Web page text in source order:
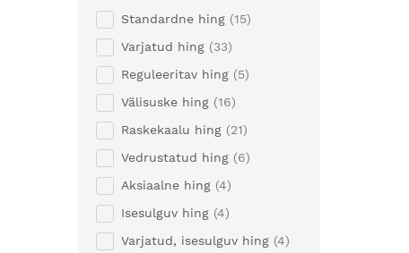
Standardne hing
15
Varjatud hing
33
Reguleeritav hing
5
Välisuske hing
16
Raskekaalu hing
21
Vedrustatud hing
6
Aksiaalne hing 4
Isesulguv hing 4
Varjatud, isesulguv hing 4